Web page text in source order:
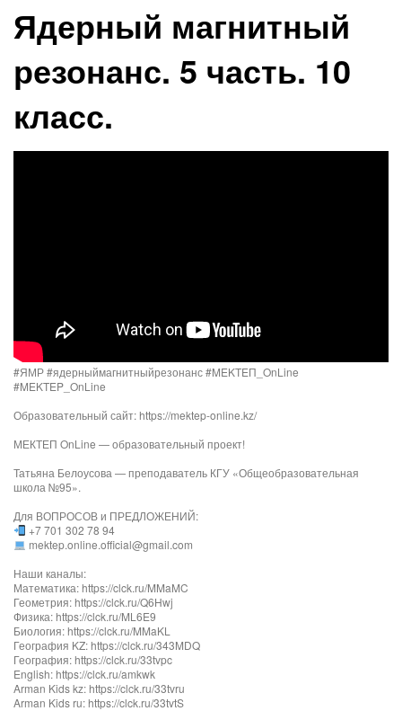
Ядерный магнитный
резонанс. 5 часть. 10
класс.
#ЯМР #ядерныймагнитныйрезонанс​​ #MEKTEП_OnLine​​
#MEKTEP_OnLine​​
Образовательный сайт: https://mektep-online.kz/
МЕКТЕП OnLine — образовательный проект!
Татьяна Белоусова — преподаватель КГУ «Общеобразовательная
школа №95».
Для ВОПРОСОВ и ПРЕДЛОЖЕНИЙ:
+7 701 302 78 94
mektep.online.official@gmail.com
Наши каналы:
Математика: https://clck.ru/MMaMC
Геометрия: https://clck.ru/Q6Hwj
Физика: https://clck.ru/ML6E9
Биология: https://clck.ru/MMaKL​​​​​​
География KZ: https://clck.ru/343MDQ
География: https://clck.ru/33tvpc
English: https://clck.ru/amkwk
Arman Kids kz: https://clck.ru/33tvru
Arman Kids ru: https://clck.ru/33tvtS